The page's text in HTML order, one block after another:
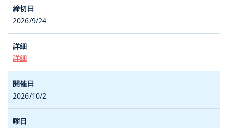
2026/9/24
詳細
2026/10/2